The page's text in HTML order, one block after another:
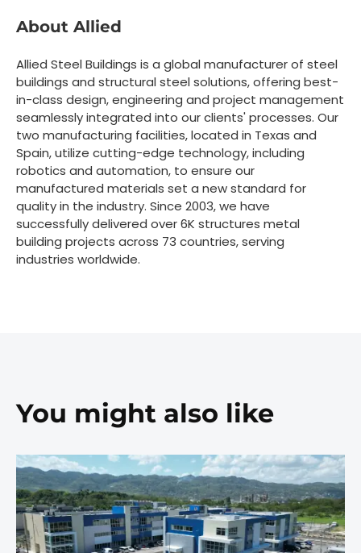
About Allied
Allied Steel Buildings is a global manufacturer of steel
buildings and structural steel solutions, offering best-
in-class design, engineering and project management
seamlessly integrated into our clients' processes. Our
two manufacturing facilities, located in Texas and
Spain, utilize cutting-edge technology, including
robotics and automation, to ensure our
manufactured materials set a new standard for
quality in the industry. Since 2003, we have
successfully delivered over 6K structures metal
building projects across 73 countries, serving
industries worldwide.
You might also like